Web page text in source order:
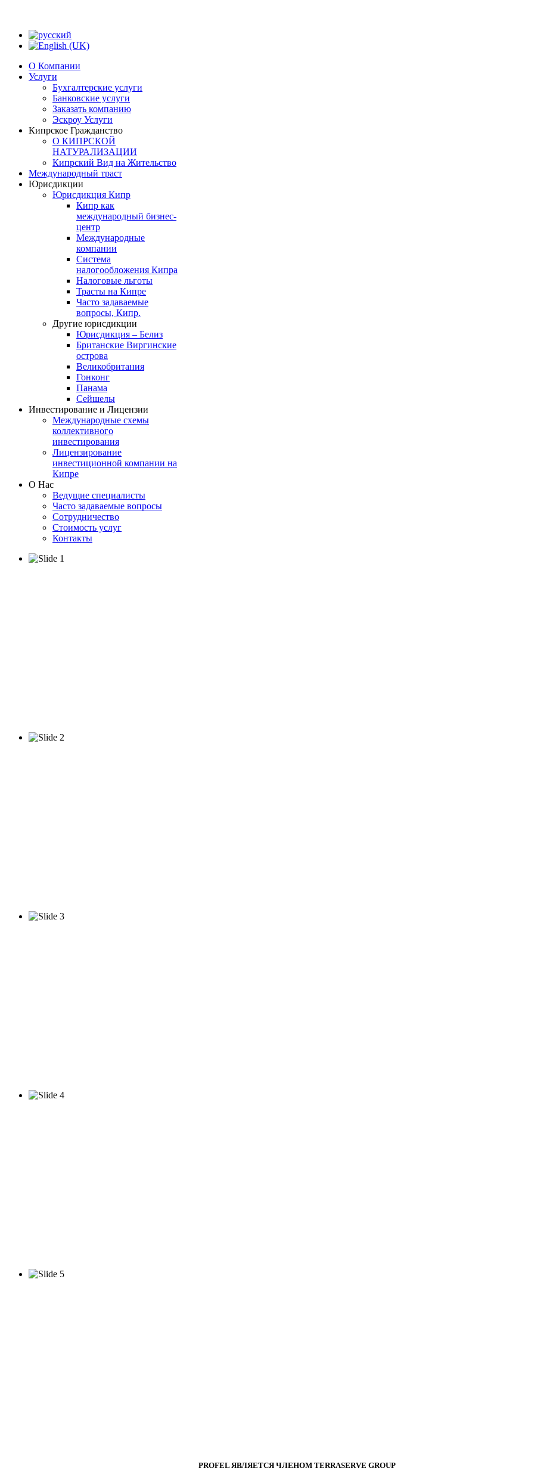
О Компании
Услуги
Бухгалтерские услуги
Банковские услуги
Заказать компанию
Эскроу Услуги
Кипрское Гражданство
О КИПРСКОЙ
НАТУРАЛИЗАЦИИ
Кипрский Вид на Жительство
Международный траст
Юрисдикции
Юрисдикция Кипр
Кипр как
международный бизнес-
центр
Международные
компании
Система
налогообложения Кипра
Налоговые льготы
Трасты на Кипре
Часто задаваемые
вопросы, Кипр.
Другие юрисдикции
Юрисдикция – Белиз
Британские Виргинские
острова
Великобритания
Гонконг
Панама
Сейшелы
Инвестирование и Лицензии
Международные схемы
коллективного
инвестирования
Лицензирование
инвестиционной компании на
Кипре
О Нас
Ведущие специалисты
Часто задаваемые вопросы
Сотрудничество
Стоимость услуг
Контакты
PROFEL ЯВЛЯЕТСЯ ЧЛЕНОМ TERRASERVE GROUP